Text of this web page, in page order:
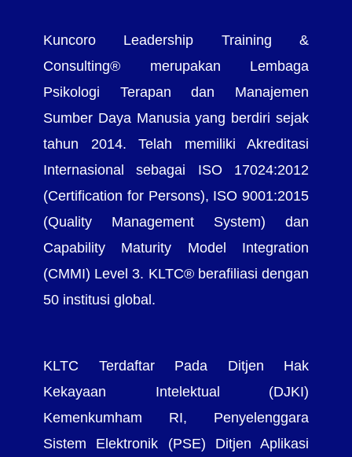
Kuncoro Leadership Training &
Consulting® merupakan Lembaga
Psikologi Terapan dan Manajemen
Sumber Daya Manusia yang berdiri sejak
tahun 2014. Telah memiliki Akreditasi
Internasional sebagai ISO 17024:2012
(Certification for Persons), ISO 9001:2015
(Quality Management System) dan
Capability Maturity Model Integration
(CMMI) Level 3. KLTC® berafiliasi dengan
50 institusi global.
KLTC Terdaftar Pada Ditjen Hak
Kekayaan Intelektual (DJKI)
Kemenkumham RI, Penyelenggara
Sistem Elektronik (PSE) Ditjen Aplikasi